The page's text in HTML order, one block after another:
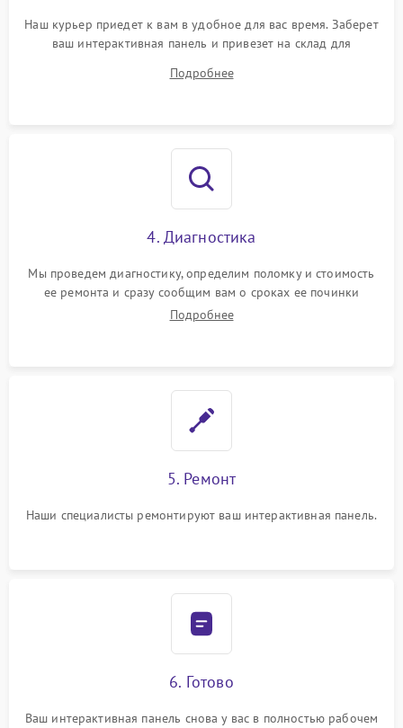
Наш курьер приедет к вам в удобное для вас время. Заберет
ваш интерактивная панель и привезет на склад для
Подробнее
4. Диагностика
Мы проведем диагностику, определим поломку и стоимость
ее ремонта и сразу сообщим вам о сроках ее починки
Подробнее
5. Ремонт
Наши специалисты ремонтируют ваш интерактивная панель.
6. Готово
Ваш интерактивная панель снова у вас в полностью рабочем